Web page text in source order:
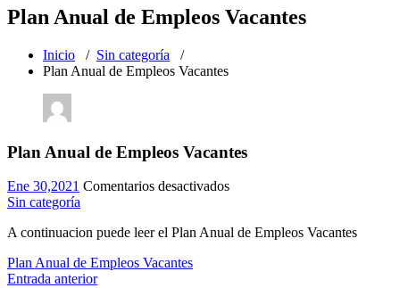
Plan Anual de Empleos Vacantes
Inicio / Sin categoría /
Plan Anual de Empleos Vacantes
Plan Anual de Empleos Vacantes
Ene 30,2021 Comentarios desactivadosen
de
Sin categoría
A continuacion puede leer el Plan Anual de Empleos Vacantes
Plan Anual de Empleos Vacantes
Entrada anterior